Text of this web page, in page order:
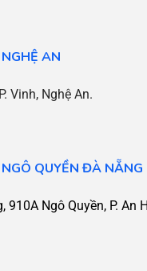
AN
Vinh, Nghệ An.
QUYỀN ĐÀ NẴNG
Ngô Quyền, P. An